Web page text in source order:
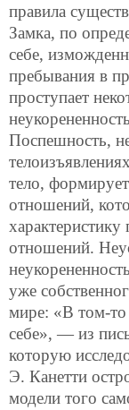
правила
Замка, по
себе,
пребывания в
проступает
Поспешность,
тело,
отношений,
отношений.
уже
мире: «В том-то
себе», — из
которую
Э. Канетти
модели того